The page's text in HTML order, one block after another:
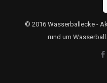
© 2016 Wasserballecke -
rund um